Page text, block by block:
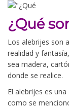
¿Qué
Los alebrijes son
realidad y
sea madera,
donde se realice.
El alebrijes es
como se